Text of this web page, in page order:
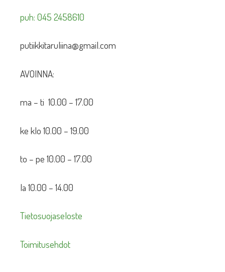
puh: 045 2458610
putiikkitaruliina@gmail.com
AVOINNA:
ma – ti 10.00 – 17.00
ke klo 10.00 – 19.00
to – pe 10.00 – 17.00
la 10.00 – 14.00
Tietosuojaseloste
Toimitusehdot